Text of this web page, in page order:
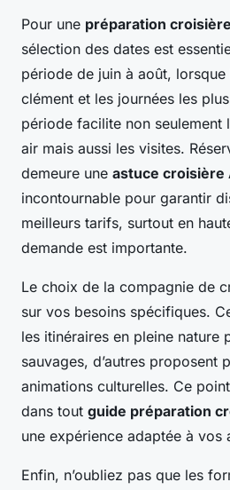
Pour une préparation
sélection des dates est
période de juin à août,
clément et les journées les
période facilite non seulement
air mais aussi les visites.
demeure une astuce croisière
incontournable pour garantir
meilleurs tarifs, surtout en
demande est importante.
Le choix de la compagnie de
sur vos besoins spécifiques.
les itinéraires en pleine nature
sauvages, d’autres proposent
animations culturelles. Ce
dans tout guide préparation
une expérience adaptée à vos
Enfin, n’oubliez pas que les